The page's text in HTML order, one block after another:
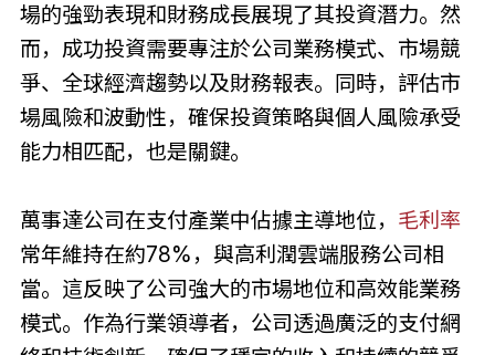
場的強勁表現和財務成長展現了其投資潛力。然
而，成功投資需要專注於公司業務模式、市場競
爭、全球經濟趨勢以及財務報表。同時，評估市
場風險和波動性，確保投資策略與個人風險承受
能力相匹配，也是關鍵。
萬事達公司在支付產業中佔據主導地位， 毛利率
常年維持在約78%，與高利潤雲端服務公司相
當。這反映了公司強大的市場地位和高效能業務
模式。作為行業領導者，公司透過廣泛的支付網